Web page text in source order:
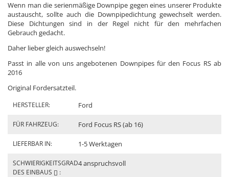
Wenn man die serienmäßige Downpipe gegen eines unserer Produkte
austauscht, sollte auch die Downpipedichtung gewechselt werden.
Diese Dichtungen sind in der Regel nicht für den mehrfachen
Gebrauch gedacht.
Daher lieber gleich auswechseln!
Passt in alle von uns angebotenen Downpipes für den Focus RS ab
2016
Original Fordersatzteil.
HERSTELLER: Ford
FÜR FAHRZEUG: Ford Focus RS (ab 16)
LIEFERBAR IN: 1-5 Werktagen
SCHWIERIGKEITSGRAD
DES EINBAUS
:
4 anspruchsvoll